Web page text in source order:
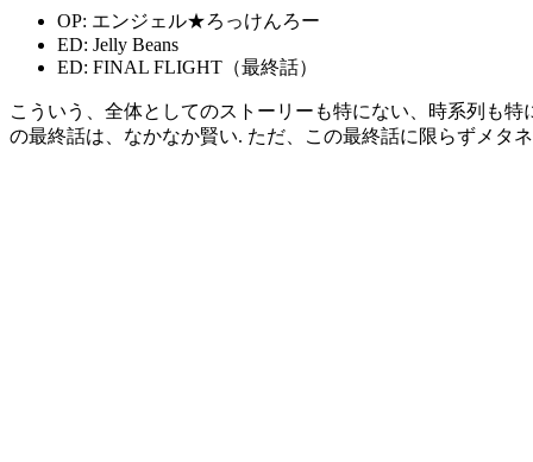
OP: エンジェル★ろっけんろー
ED: Jelly Beans
ED: FINAL FLIGHT（最終話）
こういう、全体としてのストーリーも特にない、時系列も
の最終話は、なかなか賢い. ただ、この最終話に限らずメタ